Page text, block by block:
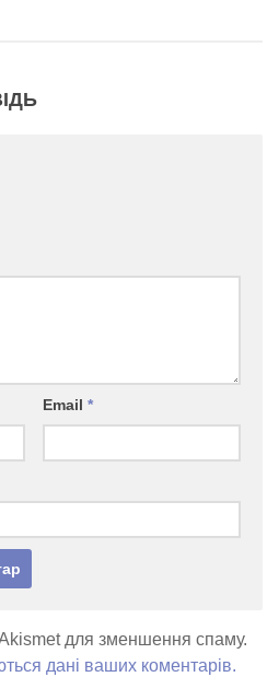
Email *
для зменшення спаму.
дані ваших коментарів.